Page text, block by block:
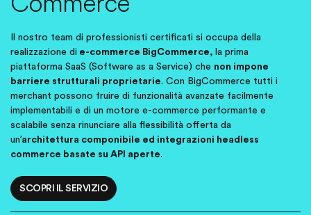
Il nostro team di professionisti certificati si occupa della
realizzazione di e-commerce BigCommerce, la prima
piattaforma SaaS (Software as a Service) che non impone
barriere strutturali proprietarie. Con BigCommerce tutti i
merchant possono fruire di funzionalità avanzate facilmente
implementabili e di un motore e-commerce performante e
scalabile senza rinunciare alla flessibilità offerta da
un’architettura componibile ed integrazioni headless
commerce basate su API aperte.
SCOPRI IL SERVIZIO